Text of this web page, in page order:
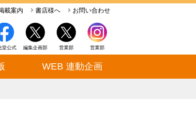
お問い合わせ
書店様へ
載案内
営業部
営業部
編集企画部
堂公式
WEB 連動企画